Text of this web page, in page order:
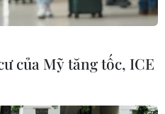
vang
sắc' bên
của Mỹ tăng tốc, ICE